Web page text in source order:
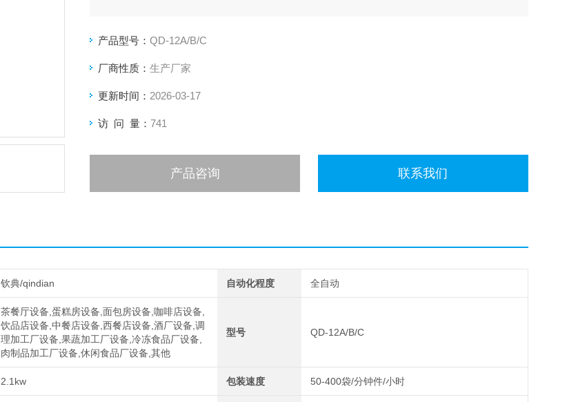
产品型号： QD-12A/B/C
厂商性质： 生产厂家
更新时间： 2026-03-17
访 问 量： 741
产品咨询 联系我们
钦典/qindian 自动化程度 全自动
茶餐厅设备,蛋糕房设备,面包房设备,咖啡店设备,
饮品店设备,中餐店设备,西餐店设备,酒厂设备,调
理加工厂设备,果蔬加工厂设备,冷冻食品厂设备,
肉制品加工厂设备,休闲食品厂设备,其他
型号 QD-12A/B/C
2.1kw 包装速度 50-400袋/分钟件/小时